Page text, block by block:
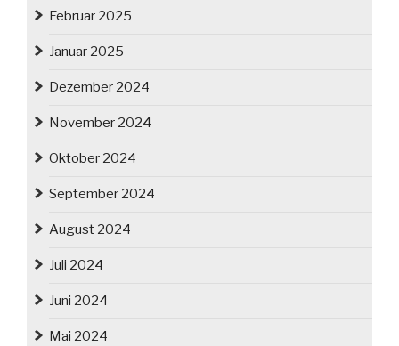
Februar 2025
Januar 2025
Dezember 2024
November 2024
Oktober 2024
September 2024
August 2024
Juli 2024
Juni 2024
Mai 2024